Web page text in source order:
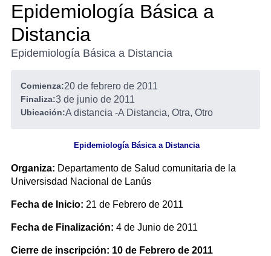
Epidemiología Básica a
Distancia
Epidemiología Básica a Distancia
Comienza:20 de febrero de 2011
Finaliza:3 de junio de 2011
Ubicación:A distancia -A Distancia, Otra, Otro
Epidemiología Básica a Distancia
Organiza: Departamento de Salud comunitaria de la
Universisdad Nacional de Lanús
Fecha de Inicio: 21 de Febrero de 2011
Fecha de Finalización: 4 de Junio de 2011
Cierre de inscripción: 10 de Febrero de 2011